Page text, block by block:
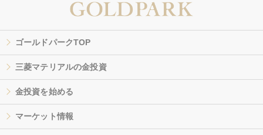
ゴールドパークTOP
三菱マテリアルの金投資
金投資を始める
マーケット情報